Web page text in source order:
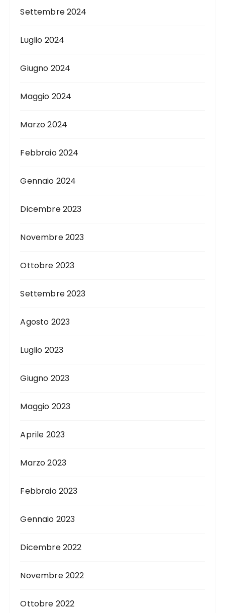
Settembre 2024
Luglio 2024
Giugno 2024
Maggio 2024
Marzo 2024
Febbraio 2024
Gennaio 2024
Dicembre 2023
Novembre 2023
Ottobre 2023
Settembre 2023
Agosto 2023
Luglio 2023
Giugno 2023
Maggio 2023
Aprile 2023
Marzo 2023
Febbraio 2023
Gennaio 2023
Dicembre 2022
Novembre 2022
Ottobre 2022